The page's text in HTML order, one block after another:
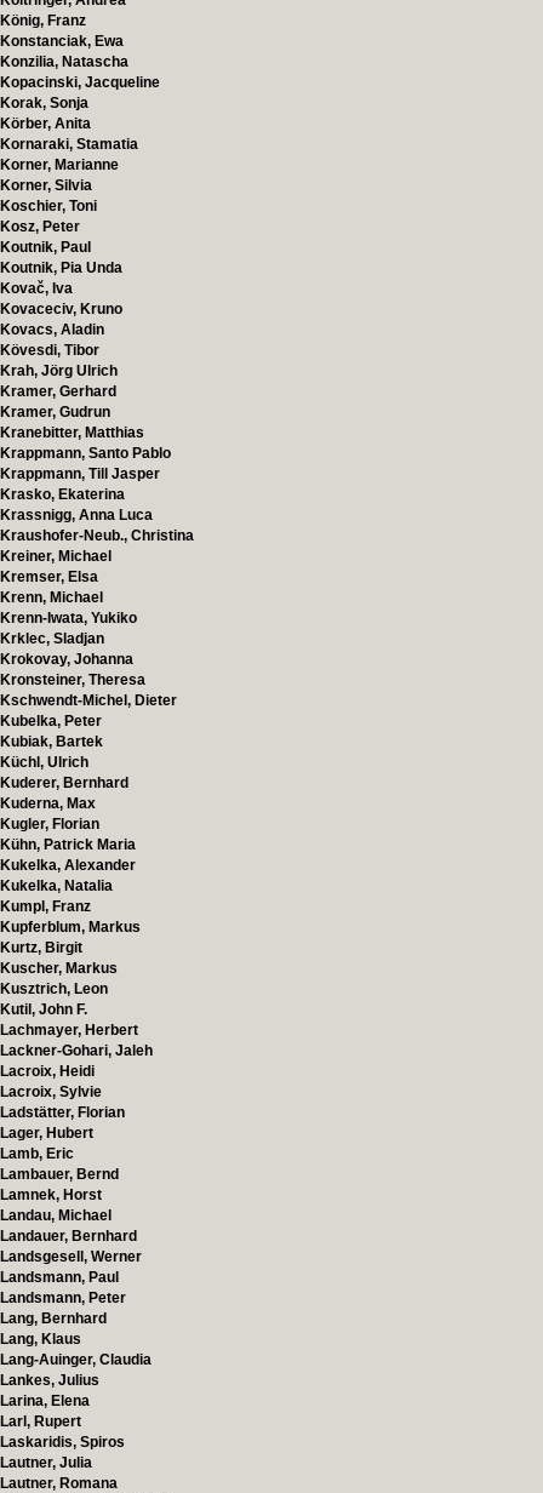
König, Franz
Konstanciak, Ewa
Konzilia, Natascha
Kopacinski, Jacqueline
Korak, Sonja
Körber, Anita
Kornaraki, Stamatia
Korner, Marianne
Korner, Silvia
Koschier, Toni
Kosz, Peter
Koutnik, Paul
Koutnik, Pia Unda
Kovač, Iva
Kovaceciv, Kruno
Kovacs, Aladin
Kövesdi, Tibor
Krah, Jörg Ulrich
Kramer, Gerhard
Kramer, Gudrun
Kranebitter, Matthias
Krappmann, Santo Pablo
Krappmann, Till Jasper
Krasko, Ekaterina
Krassnigg, Anna Luca
Kraushofer-Neub., Christina
Kreiner, Michael
Kremser, Elsa
Krenn, Michael
Krenn-Iwata, Yukiko
Krklec, Sladjan
Krokovay, Johanna
Kronsteiner, Theresa
Kschwendt-Michel, Dieter
Kubelka, Peter
Kubiak, Bartek
Küchl, Ulrich
Kuderer, Bernhard
Kuderna, Max
Kugler, Florian
Kühn, Patrick Maria
Kukelka, Alexander
Kukelka, Natalia
Kumpl, Franz
Kupferblum, Markus
Kurtz, Birgit
Kuscher, Markus
Kusztrich, Leon
Kutil, John F.
Lachmayer, Herbert
Lackner-Gohari, Jaleh
Lacroix, Heidi
Lacroix, Sylvie
Ladstätter, Florian
Lager, Hubert
Lamb, Eric
Lambauer, Bernd
Lamnek, Horst
Landau, Michael
Landauer, Bernhard
Landsgesell, Werner
Landsmann, Paul
Landsmann, Peter
Lang, Bernhard
Lang, Klaus
Lang-Auinger, Claudia
Lankes, Julius
Larina, Elena
Larl, Rupert
Laskaridis, Spiros
Lautner, Julia
Lautner, Romana